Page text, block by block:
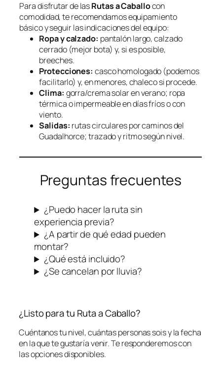
Para disfrutar de lasRutas a Caballocon
comodidad, te recomendamos equipamiento
básico y seguir las indicaciones del equipo:
Ropa y calzado: pantalón largo, calzado
cerrado (mejor bota) y, si es posible,
breeches.
Protecciones: casco homologado (podemos
facilitarlo) y, en menores, chaleco si procede.
Clima: gorra/crema solar en verano; ropa
térmica o impermeable en días fríos o con
viento.
Salidas: rutas circulares por caminos del
Guadalhorce; trazado y ritmo según nivel.
Preguntas frecuentes
¿Puedo hacer la ruta sin
experiencia previa?
¿A partir de qué edad pueden
montar?
¿Qué está incluido?
¿Se cancelan por lluvia?
¿Listo para tu Ruta a Caballo?
Cuéntanos tu nivel, cuántas personas sois y la fecha
en la que te gustaría venir. Te responderemos con
las opciones disponibles.